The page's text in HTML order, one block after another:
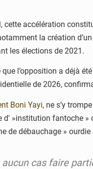
cette accélération
la création
les élections de 2021.
que l’opposition a
de 2026,
Boni Yayi, ne s’y
»institution fantoche »
de débauchage »
aucun cas faire